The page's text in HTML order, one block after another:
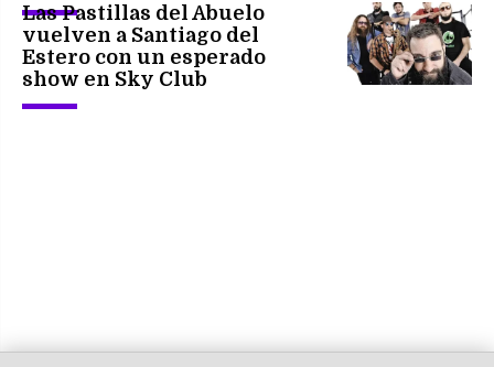
Las Pastillas del Abuelo
vuelven a Santiago del
Estero con un esperado
show en Sky Club